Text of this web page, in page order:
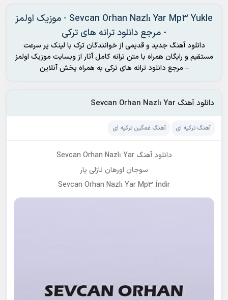
Sevcan Orhan Nazlı Yar Mp3 Yukle - موزیک اولمز
- مرجع دانلود ترانه های ترکی
دانلود آهنگ جدید و قدیمی از خوانندگان ترک با لینک پر سرعت
مستقیم و رایگان همراه با متن ترانه کامل آثار از وبسایت موزیک اولمز
– مرجع دانلود ترانه های ترکی به همراه پخش آنلاین
دانلود آهنگ Sevcan Orhan Nazlı Yar
آهنگ ترکیه ای آهنگ غمگین ترکیه ای
دانلود آهنگ Sevcan Orhan Nazlı Yar
سوجان اورهان نازلی یار
Sevcan Orhan Nazlı Yar Mp3 İndir